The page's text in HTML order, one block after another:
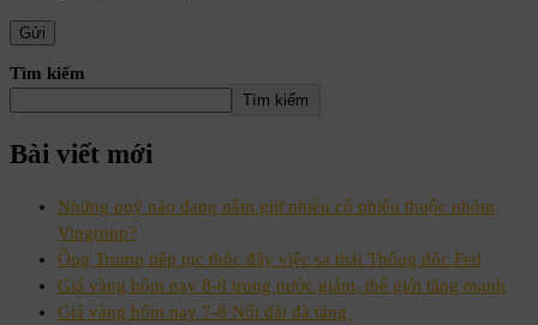
Tìm kiếm
Tìm kiếm
Bài viết mới
Những quỹ nào đang nắm giữ nhiều cổ phiếu thuộc nhóm
Vingroup?
Ông Trump tiếp tục thúc đẩy việc sa thải Thống đốc Fed
Giá vàng hôm nay 8-8 trong nước giảm, thế giới tăng mạnh
Giá vàng hôm nay 7-8 Nối dài đà tăng